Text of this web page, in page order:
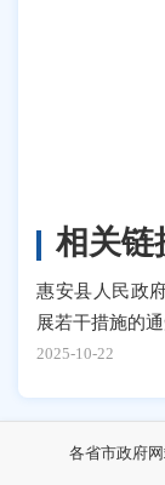
相关链
惠安县人民政
展若干措施的
2025-10-22
各省市政府